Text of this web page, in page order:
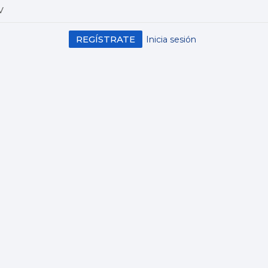
Inicia sesión
REGÍSTRATE